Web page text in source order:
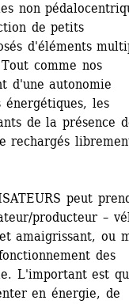
non
de petits
d'éléments
comme nos
d'une autonomie
les
de la présence
rechargés
peut
producteur –
amaigrissant, ou
des
L'important est
en énergie, de